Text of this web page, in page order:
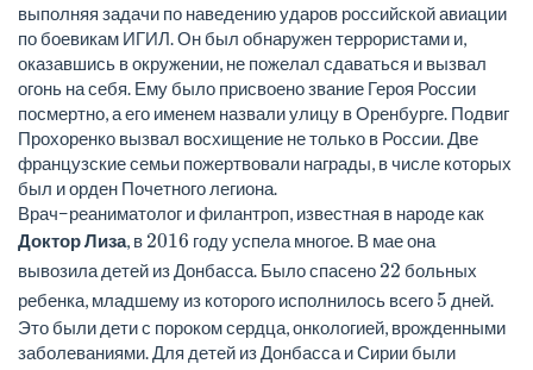
выполняя задачи по наведению ударов российской авиации
по боевикам ИГИЛ. Он был обнаружен террористами и,
оказавшись в окружении, не пожелал сдаваться и вызвал
огонь на себя. Ему было присвоено звание Героя России
посмертно, а его именем назвали улицу в Оренбурге. Подвиг
Прохоренко вызвал восхищение не только в России. Две
французские семьи пожертвовали награды, в числе которых
был и орден Почетного легиона.
Врач−реаниматолог и филантроп, известная в народе как
Доктор Лиза, в 2016 году успела многое. В мае она
вывозила детей из Донбасса. Было спасено 22 больных
ребенка, младшему из которого исполнилось всего 5 дней.
Это были дети с пороком сердца, онкологией, врожденными
заболеваниями. Для детей из Донбасса и Сирии были